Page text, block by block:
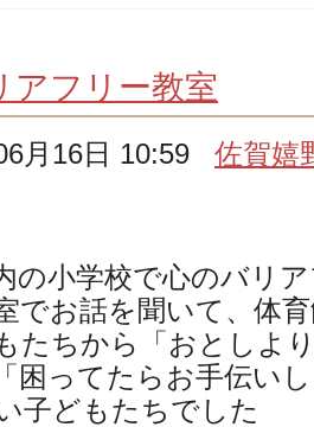
アフリー教室
月16日 10:59佐賀嬉
の小学校で心のバリ
でお話を聞いて、体
たちから「おとしよ
困ってたらお手伝い
子どもたちでした